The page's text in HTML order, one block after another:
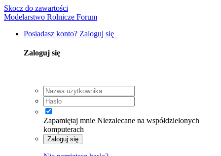
Skocz do zawartości
Modelarstwo Rolnicze Forum
Posiadasz konto? Zaloguj się
Zaloguj się
Zapamiętaj mnie Niezalecane na współdzielonych
komputerach
Zaloguj się